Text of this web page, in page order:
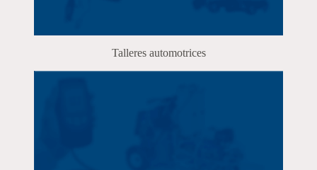
Talleres automotrices